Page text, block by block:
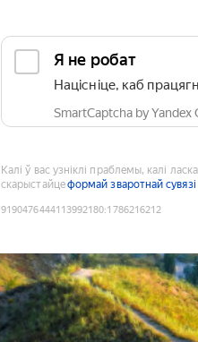
Я не робат
Націсніце, каб
SmartCaptcha by Yandex
Калі ў вас узніклі праблемы, калі
скарыстайцеформай зваротнай сувязі
9190476444113992180:1786216212